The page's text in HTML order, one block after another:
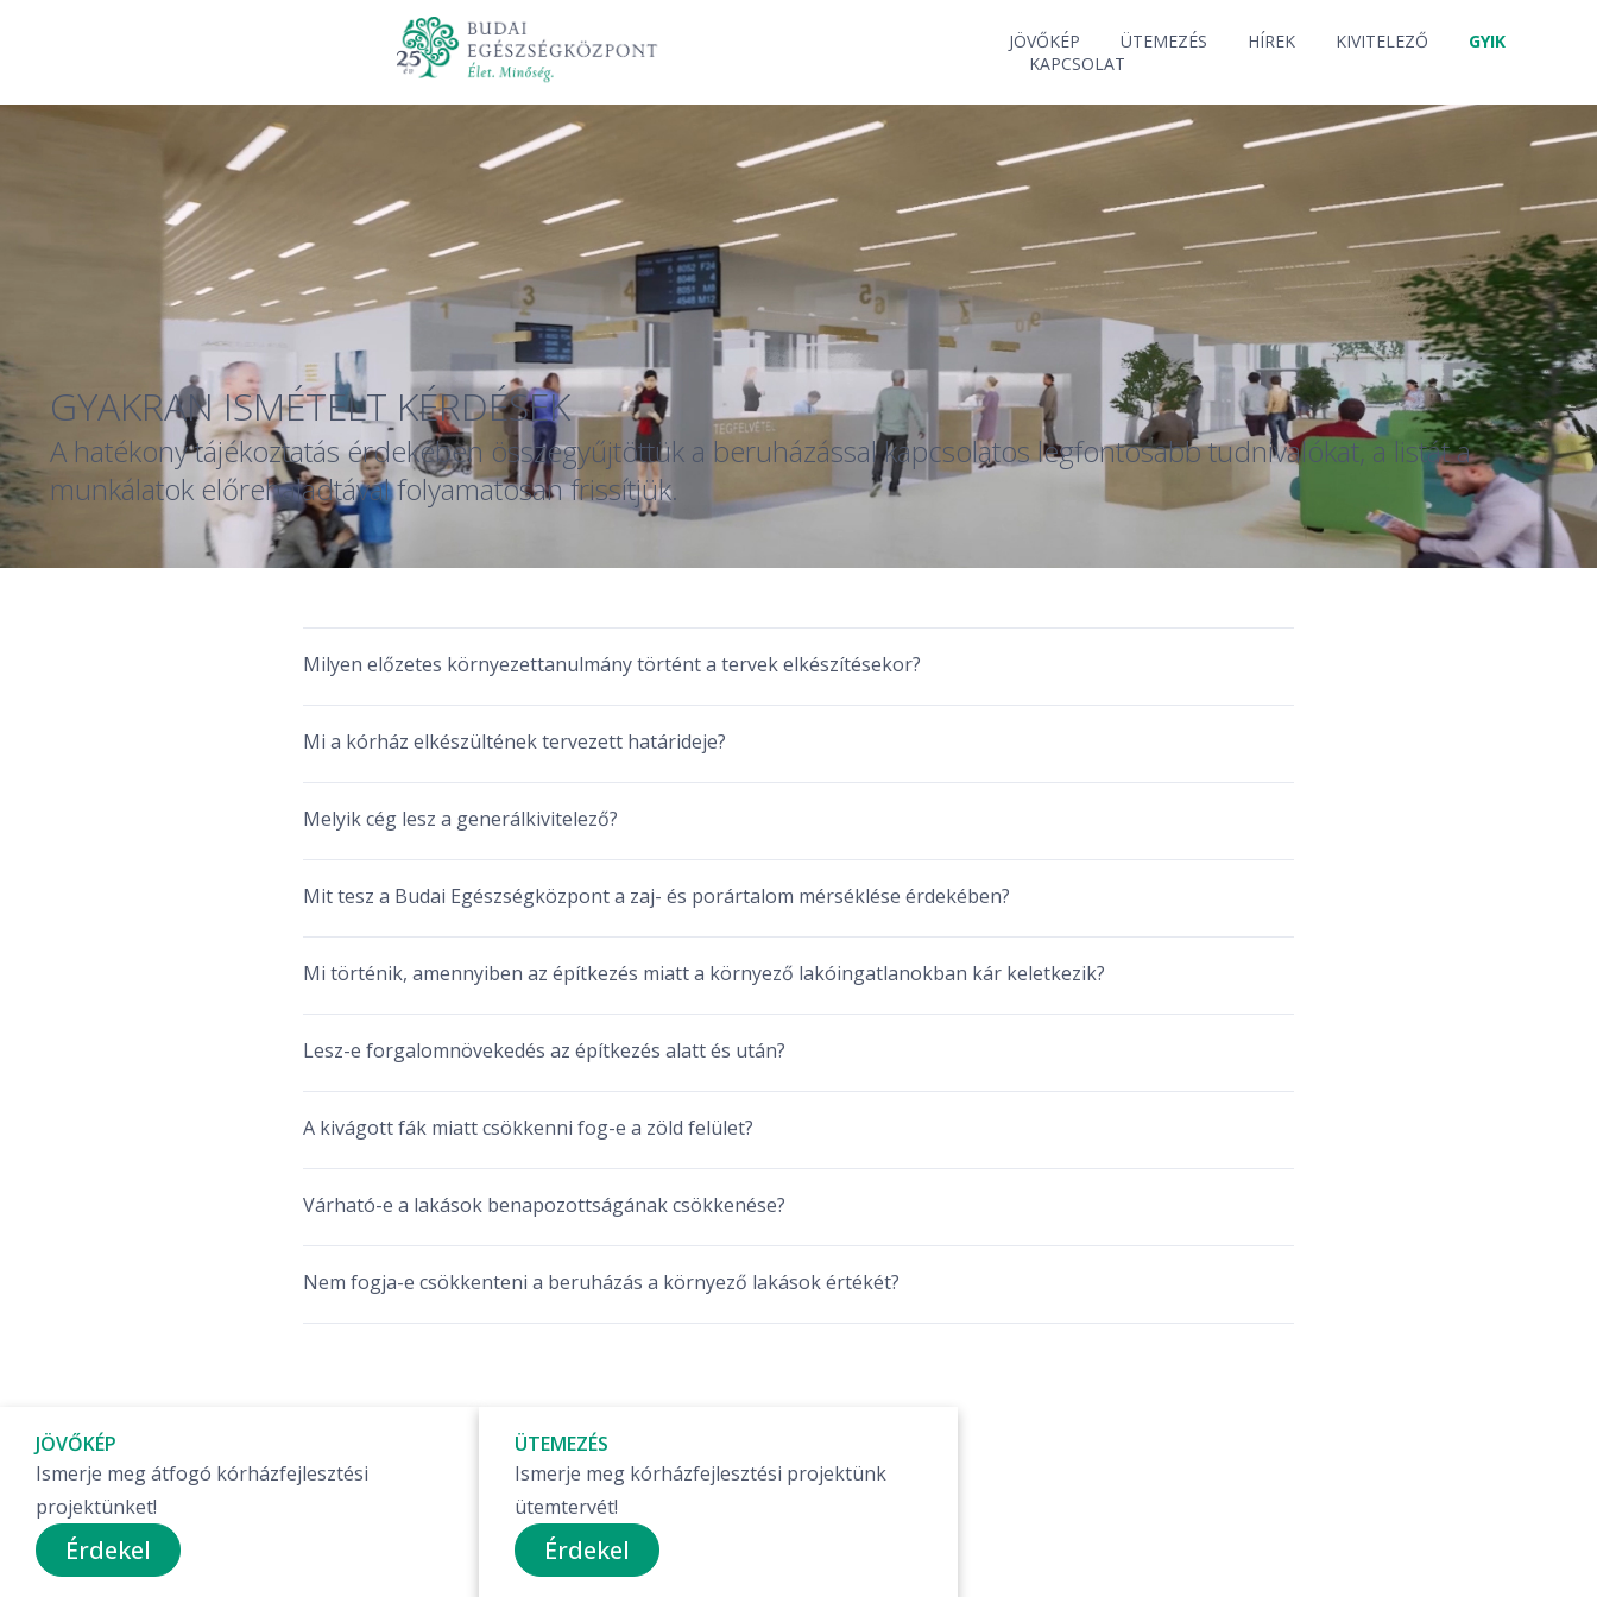
JÖVŐKÉP ÜTEMEZÉS HÍREK KIVITELEZŐ
GYIK
KAPCSOLAT
GYAKRAN ISMÉTELT KÉRDÉSEK
A hatékony tájékoztatás érdekében összegyűjtöttük a beruházással kapcsolatos legfontosabb tudnivalókat, a listát a
munkálatok előrehaladtával folyamatosan frissítjük.
Milyen előzetes környezettanulmány történt a tervek elkészítésekor?
Mi a kórház elkészültének tervezett határideje?
Melyik cég lesz a generálkivitelező?
Mit tesz a Budai Egészségközpont a zaj- és porártalom mérséklése érdekében?
Mi történik, amennyiben az építkezés miatt a környező lakóingatlanokban kár keletkezik?
Lesz-e forgalomnövekedés az építkezés alatt és után?
A kivágott fák miatt csökkenni fog-e a zöld felület?
Várható-e a lakások benapozottságának csökkenése?
Nem fogja-e csökkenteni a beruházás a környező lakások értékét?
JÖVŐKÉP
Ismerje meg átfogó kórházfejlesztési
projektünket!
Érdekel
ÜTEMEZÉS
Ismerje meg kórházfejlesztési projektünk
ütemtervét!
Érdekel